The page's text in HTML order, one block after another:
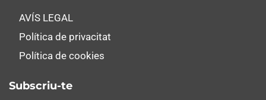
AVÍS LEGAL
Política de privacitat
Política de cookies
Subscriu-te